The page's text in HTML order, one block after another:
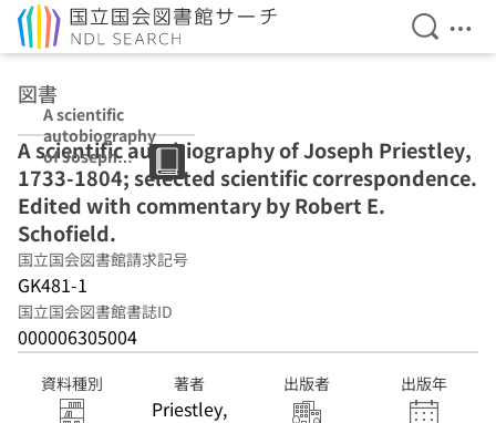
検索を
メ
図書
A scientific
autobiography
of Joseph
Priestley, 1733-
1804; selected
scientific
correspondence
. Edited with
commentary by
Robert E.
Schofield.
A scientific autobiography of Joseph Priestley,
1733-1804; selected scientific correspondence.
Edited with commentary by Robert E.
Schofield.
国立国会図書館請求記号
GK481-1
国立国会図書館書誌ID
000006305004
資料種別 著者
Priestley,
出版者 出版年